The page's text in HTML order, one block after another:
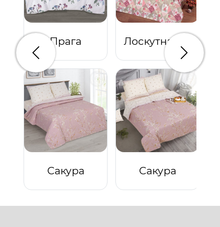
Прага
Сакура Сакура
Предыдущий